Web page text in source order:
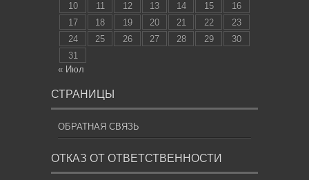
10
11 12 13 14 15
16
17
18 19 20 21 22
23
24
25 26 27 28 29
30
31
« Июл
СТРАНИЦЫ
ОБРАТНАЯ СВЯЗЬ
ОТКАЗ ОТ ОТВЕТСТВЕННОСТИ